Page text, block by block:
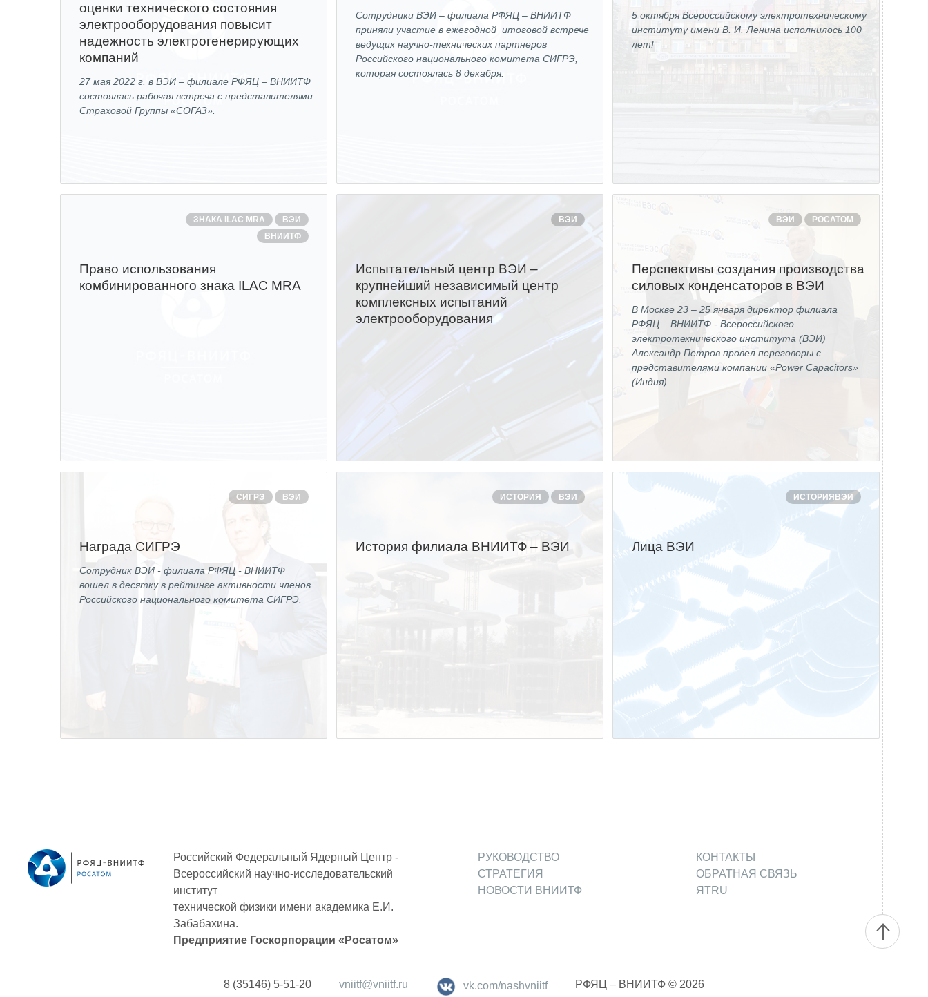
оценки технического состояния
электрооборудования повысит
надежность электрогенерирующих
компаний
27 мая 2022 г. в ВЭИ – филиале РФЯЦ – ВНИИТФ
состоялась рабочая встреча с представителями
Страховой Группы «СОГАЗ».
Сотрудники ВЭИ – филиала РФЯЦ – ВНИИТФ
приняли участие в ежегодной итоговой встрече
ведущих научно-технических партнеров
Российского национального комитета СИГРЭ,
которая состоялась 8 декабря.
5 октября Всероссийскому электротехническому
институту имени В. И. Ленина исполнилось 100
лет!
ЗНАКА ILAC MRA
ВЭИ
ВНИИТФ
Право использования
комбинированного знака ILAC MRA
ВЭИ
Испытательный центр ВЭИ –
крупнейший независимый центр
комплексных испытаний
электрооборудования
ВЭИ РОСАТОМ
Перспективы создания производства
силовых конденсаторов в ВЭИ
В Москве 23 – 25 января директор филиала
РФЯЦ – ВНИИТФ - Всероссийского
электротехнического института (ВЭИ)
Александр Петров провел переговоры с
представителями компании «Power Capacitors»
(Индия).
СИГРЭ ВЭИ
Награда СИГРЭ
Сотрудник ВЭИ - филиала РФЯЦ - ВНИИТФ
вошел в десятку в рейтинге активности членов
Российского национального комитета СИГРЭ.
ИСТОРИЯ ВЭИ
История филиала ВНИИТФ – ВЭИ
ИСТОРИЯВЭИ
Лица ВЭИ
Российский Федеральный Ядерный Центр -
Всероссийский научно-исследовательский
институт
технической физики имени академика Е.И.
Забабахина.
Предприятие Госкорпорации «Росатом»
РУКОВОДСТВО
СТРАТЕГИЯ
НОВОСТИ ВНИИТФ
КОНТАКТЫ
ОБРАТНАЯ СВЯЗЬ
ЯТRU
8 (35146) 5-51-20 vniitf@vniitf.ru vk.com/nashvniitf РФЯЦ – ВНИИТФ © 2026